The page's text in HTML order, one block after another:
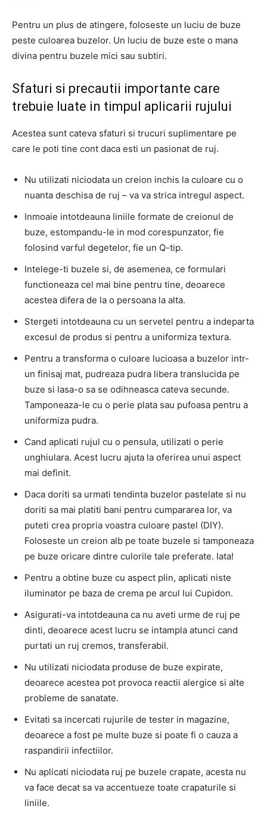
Pentru un plus de atingere, foloseste un luciu de buze
peste culoarea buzelor. Un luciu de buze este o mana
divina pentru buzele mici sau subtiri.
Sfaturi si precautii importante care
trebuie luate in timpul aplicarii rujului
Acestea sunt cateva sfaturi si trucuri suplimentare pe
care le poti tine cont daca esti un pasionat de ruj.
Nu utilizati niciodata un creion inchis la culoare cu o
nuanta deschisa de ruj – va va strica intregul aspect.
Inmoaie intotdeauna liniile formate de creionul de
buze, estompandu-le in mod corespunzator, fie
folosind varful degetelor, fie un Q-tip.
Intelege-ti buzele si, de asemenea, ce formulari
functioneaza cel mai bine pentru tine, deoarece
acestea difera de la o persoana la alta.
Stergeti intotdeauna cu un servetel pentru a indeparta
excesul de produs si pentru a uniformiza textura.
Pentru a transforma o culoare lucioasa a buzelor intr-
un finisaj mat, pudreaza pudra libera translucida pe
buze si lasa-o sa se odihneasca cateva secunde.
Tamponeaza-le cu o perie plata sau pufoasa pentru a
uniformiza pudra.
Cand aplicati rujul cu o pensula, utilizati o perie
unghiulara. Acest lucru ajuta la oferirea unui aspect
mai definit.
Daca doriti sa urmati tendinta buzelor pastelate si nu
doriti sa mai platiti bani pentru cumpararea lor, va
puteti crea propria voastra culoare pastel (DIY).
Foloseste un creion alb pe toate buzele si tamponeaza
pe buze oricare dintre culorile tale preferate. Iata!
Pentru a obtine buze cu aspect plin, aplicati niste
iluminator pe baza de crema pe arcul lui Cupidon.
Asigurati-va intotdeauna ca nu aveti urme de ruj pe
dinti, deoarece acest lucru se intampla atunci cand
purtati un ruj cremos, transferabil.
Nu utilizati niciodata produse de buze expirate,
deoarece acestea pot provoca reactii alergice si alte
probleme de sanatate.
Evitati sa incercati rujurile de tester in magazine,
deoarece a fost pe multe buze si poate fi o cauza a
raspandirii infectiilor.
Nu aplicati niciodata ruj pe buzele crapate, acesta nu
va face decat sa va accentueze toate crapaturile si
liniile.